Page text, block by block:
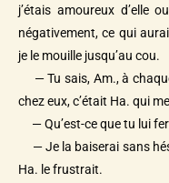
j’étais amoureux d’elle
négativement, ce qui
je le mouille jusqu’au cou.
— Tu sais, Am., à
chez eux, c’était Ha. qui
— Qu’est-ce que tu lui
— Je la baiserai sans
Ha. le frustrait.